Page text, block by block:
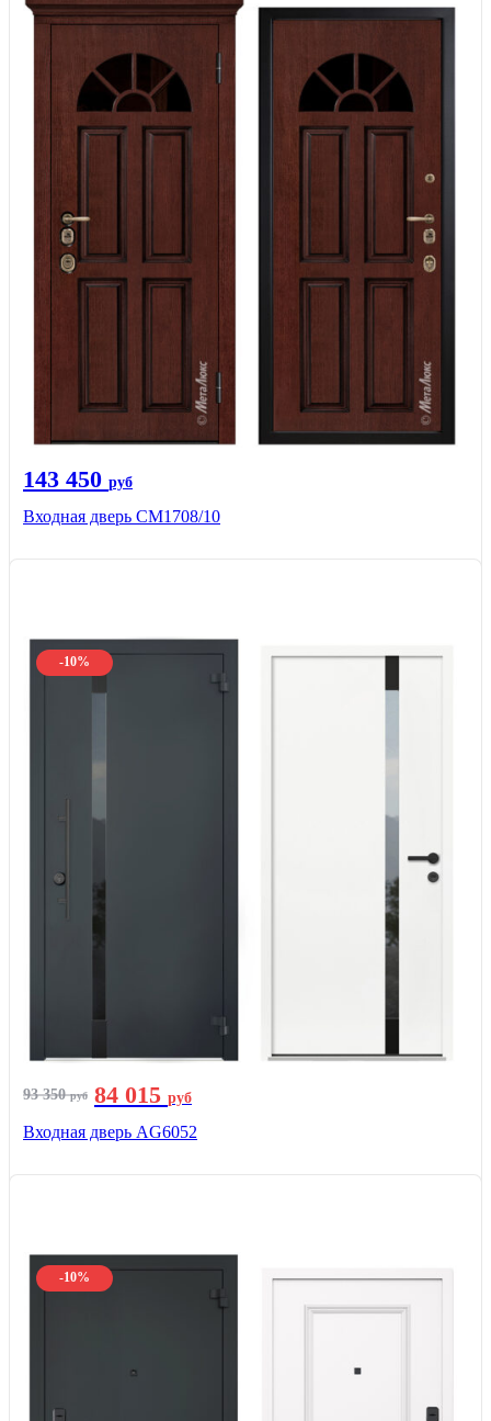
143 450 руб
Входная дверь CМ1708/10
-10%
93 350руб 84 015 руб
Входная дверь AG6052
-10%